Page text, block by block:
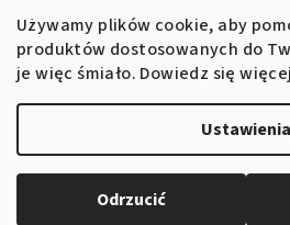
Używamy plików cookie, aby
produktów dostosowanych do
je więc śmiało. Dowiedz się
Ustawienia
Odrzucić
Edytuj ustawienia